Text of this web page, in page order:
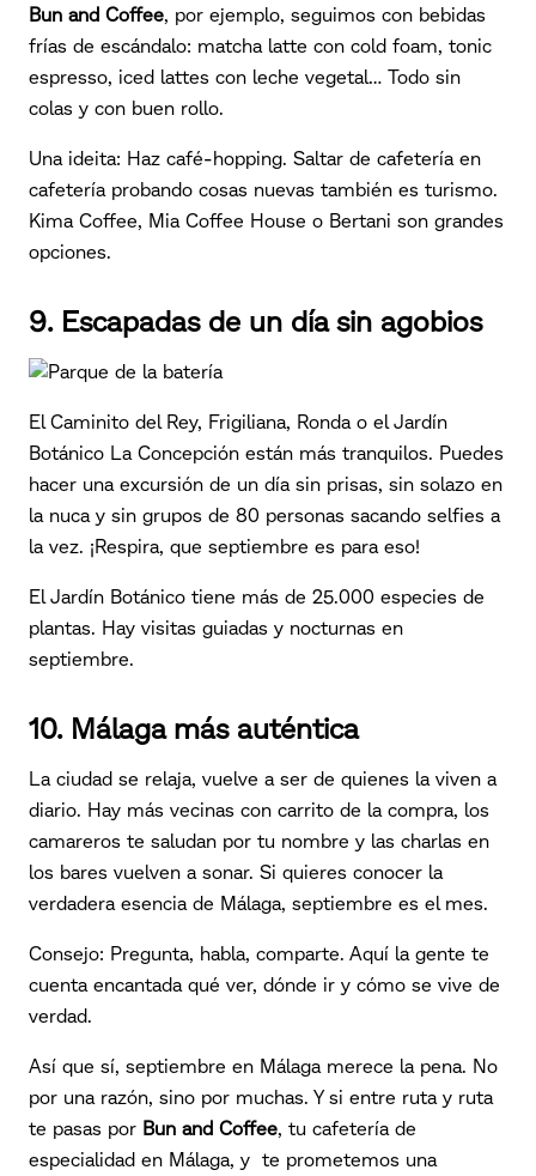
Bun and Coffee, por ejemplo, seguimos con bebidas
frías de escándalo: matcha latte con cold foam, tonic
espresso, iced lattes con leche vegetal… Todo sin
colas y con buen rollo.
Una ideita: Haz café-hopping. Saltar de cafetería en
cafetería probando cosas nuevas también es turismo.
Kima Coffee, Mia Coffee House o Bertani son grandes
opciones.
9. Escapadas de un día sin agobios
El Caminito del Rey, Frigiliana, Ronda o el Jardín
Botánico La Concepción están más tranquilos. Puedes
hacer una excursión de un día sin prisas, sin solazo en
la nuca y sin grupos de 80 personas sacando selfies a
la vez. ¡Respira, que septiembre es para eso!
El Jardín Botánico tiene más de 25.000 especies de
plantas. Hay visitas guiadas y nocturnas en
septiembre.
10. Málaga más auténtica
La ciudad se relaja, vuelve a ser de quienes la viven a
diario. Hay más vecinas con carrito de la compra, los
camareros te saludan por tu nombre y las charlas en
los bares vuelven a sonar. Si quieres conocer la
verdadera esencia de Málaga, septiembre es el mes.
Consejo: Pregunta, habla, comparte. Aquí la gente te
cuenta encantada qué ver, dónde ir y cómo se vive de
verdad.
Así que sí, septiembre en Málaga merece la pena. No
por una razón, sino por muchas. Y si entre ruta y ruta
te pasas por Bun and Coffee, tu cafetería de
especialidad en Málaga, y te prometemos una